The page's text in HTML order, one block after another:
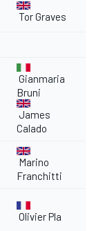
Tor Graves
Gianmaria
Bruni
James
Calado
Marino
Franchitti
Olivier Pla